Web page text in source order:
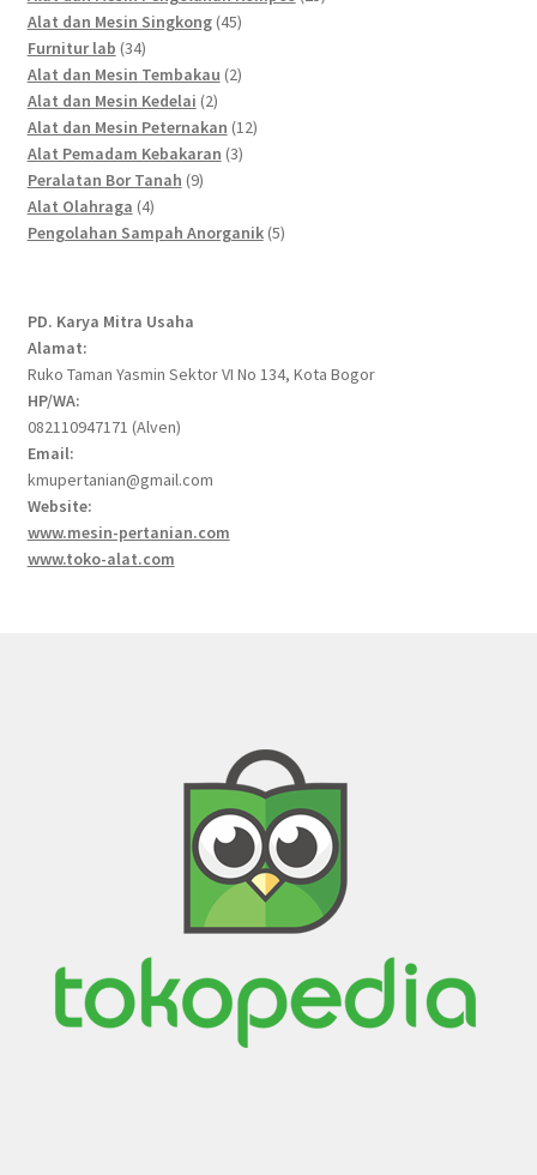
Alat dan Mesin Singkong 4545
Furnitur lab 3434
products
Alat dan Mesin Tembakau 22
Alat dan Mesin Kedelai 22
products
Alat dan Mesin Peternakan 1212
Alat Pemadam Kebakaran 33
Peralatan Bor Tanah 99
Alat Olahraga 44
products
Pengolahan Sampah Anorganik 55
PD. Karya Mitra Usaha
Alamat:
Ruko Taman Yasmin Sektor VI No 134, Kota Bogor
HP/WA:
082110947171 (Alven)
Email:
kmupertanian@gmail.com
Website:
www.mesin-pertanian.com
www.toko-alat.com